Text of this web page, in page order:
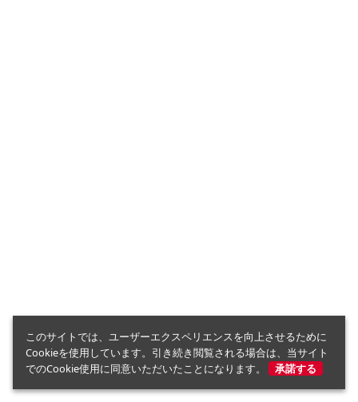
このサイトでは、ユーザーエクスペリエンスを向上させるために
Cookieを使用しています。引き続き閲覧される場合は、当サイト
でのCookie使用に同意いただいたことになります。
承諾する